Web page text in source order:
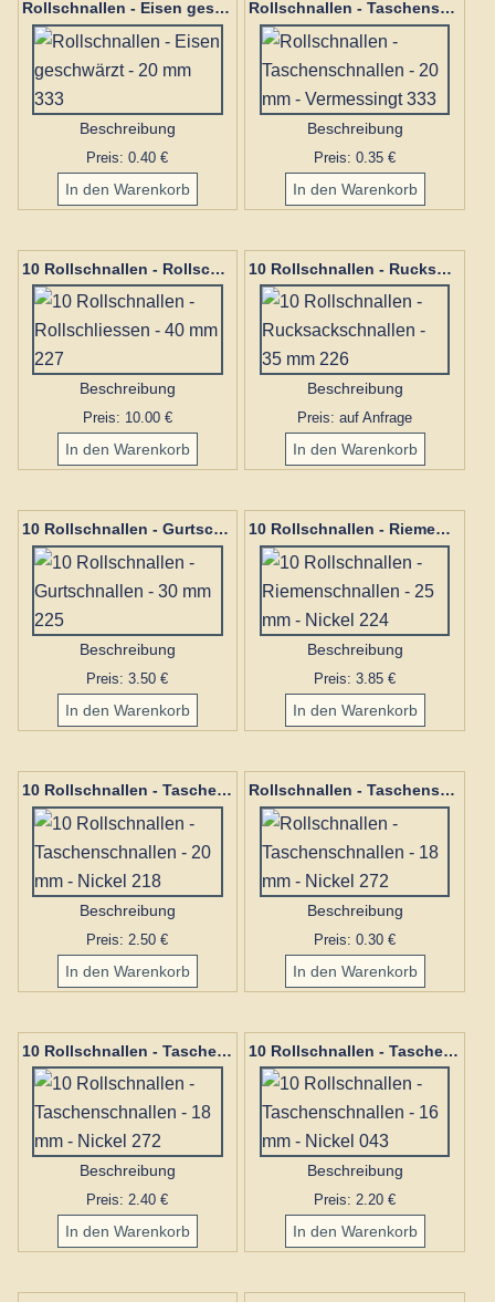
Rollschnallen - Eisen geschwärzt - 20 mm 333
Beschreibung
Preis: 0.40 €
Rollschnallen - Taschenschnallen - 20 mm - Vermessingt 333
Beschreibung
Preis: 0.35 €
10 Rollschnallen - Rollschliessen - 40 mm 227
Beschreibung
Preis: 10.00 €
10 Rollschnallen - Rucksackschnallen - 35 mm 226
Beschreibung
Preis: auf Anfrage
10 Rollschnallen - Gurtschnallen - 30 mm 225
Beschreibung
Preis: 3.50 €
10 Rollschnallen - Riemenschnallen - 25 mm - Nickel 224
Beschreibung
Preis: 3.85 €
10 Rollschnallen - Taschenschnallen - 20 mm - Nickel 218
Beschreibung
Preis: 2.50 €
Rollschnallen - Taschenschnallen - 18 mm - Nickel 272
Beschreibung
Preis: 0.30 €
10 Rollschnallen - Taschenschnallen - 18 mm - Nickel 272
Beschreibung
Preis: 2.40 €
10 Rollschnallen - Taschenschnallen - 16 mm - Nickel 043
Beschreibung
Preis: 2.20 €